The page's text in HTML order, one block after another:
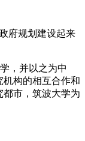
府规划建设起来
，并以之为中
构的相互合作和
市，筑波大学为